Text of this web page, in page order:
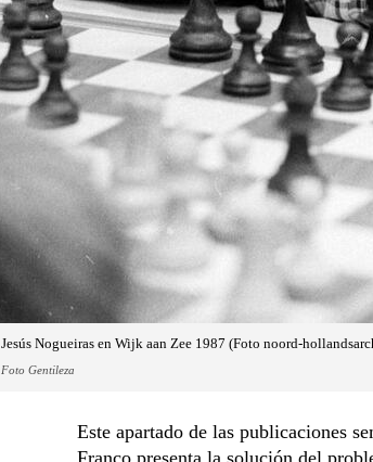
Jesús Nogueiras en Wijk aan Zee 1987 (Foto noord-
Foto Gentileza
Este apartado de las publicaciones
Franco presenta la solución del